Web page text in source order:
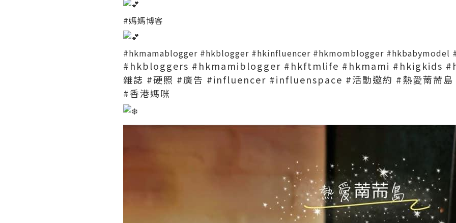
#媽媽博客
#hkmamablogger #hkblogger #hkinfluencer #hkmomblogger #hkbabymodel
#hkbloggers #hkmamiblogger #hkftmlife #hkmami #hkigkids
雜誌 #硬照 #廣告 #influencer #influenspace #活動邀約 #熱愛萳荋島
#香港媽咪